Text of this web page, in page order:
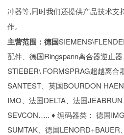
冲器等,同时我们还提供产品技术支
作。
主营范围：德国
配件、德国Ringspann离合器逆止
STIEBER\ FORMSPRAG超越离合
SANTEST、英国BOURDON
IMO、法国DELTA、法国
SEVCON….. ♦ 编码器类： 德国
SUMTAK、德国LENORD+BAUER